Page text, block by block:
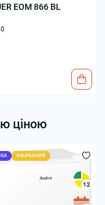
EOM 866 BL
0
ціною
ВЖИВАНИЙ
12